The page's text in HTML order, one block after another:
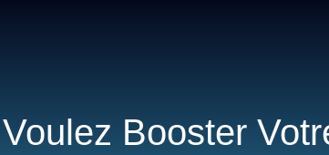
Booster